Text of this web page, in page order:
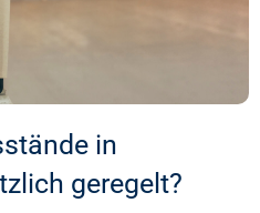
in
geregelt?